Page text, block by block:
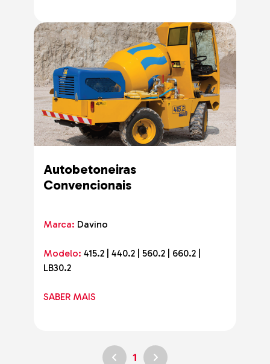
Autobetoneiras
Convencionais
Marca: Davino
Modelo: 415.2 | 440.2 | 560.2 | 660.2 |
LB30.2
SABER MAIS
1